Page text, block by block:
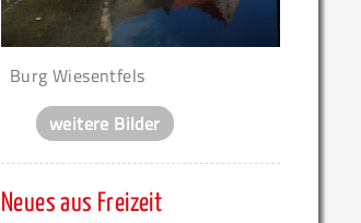
Burg Wiesentfels
weitere Bilder
Neues aus Freizeit